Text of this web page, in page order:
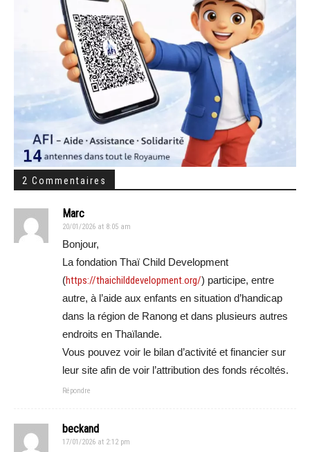
2 Commentaires
Marc
20/01/2026 at 8:05 am
Bonjour,
La fondation Thaï Child Development
(https://thaichilddevelopment.org/) participe, entre
autre, à l’aide aux enfants en situation d’handicap
dans la région de Ranong et dans plusieurs autres
endroits en Thaïlande.
Vous pouvez voir le bilan d’activité et financier sur
leur site afin de voir l’attribution des fonds récoltés.
Répondre
beckand
17/01/2026 at 2:12 pm